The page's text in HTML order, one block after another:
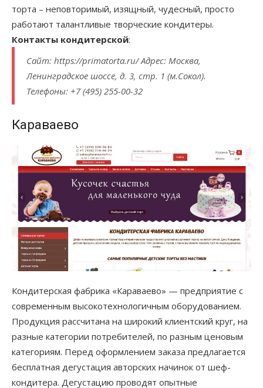
торта – неповторимый, изящный, чудесный, просто
работают талантливые творческие кондитеры.
Контакты кондитерской:
Сайт: https://primatorta.ru/ Адрес: Москва,
Ленинградское шоссе, д. 3, стр. 1 (м.Сокол).
Телефоны: +7 (495) 255-00-32
Караваево
Кондитерская фабрика «Караваево» — предприятие с
современным высокотехнологичным оборудованием.
Продукция рассчитана на широкий клиентский круг, на
разные категории потребителей, по разным ценовым
категориям. Перед оформлением заказа предлагается
бесплатная дегустация авторских начинок от шеф-
кондитера. Дегустацию проводят опытные